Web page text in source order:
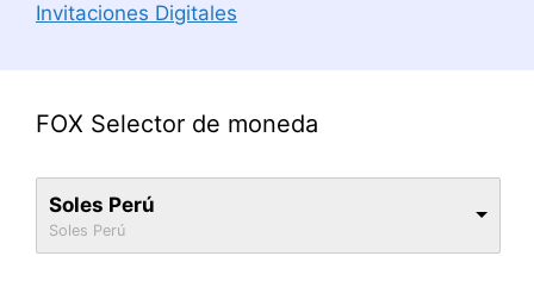
Invitaciones Digitales
FOX Selector de moneda
Soles Perú
Soles Perú